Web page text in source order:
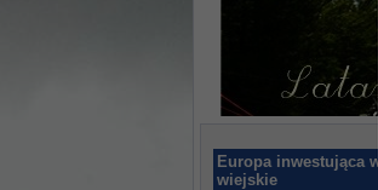
Europa inwestująca
wiejskie